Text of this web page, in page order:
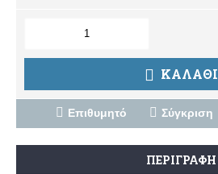
ΚΑΛΆΘΙ
Επιθυμητό Σύγκριση
ΠΕΡΙΓΡΑΦΉ